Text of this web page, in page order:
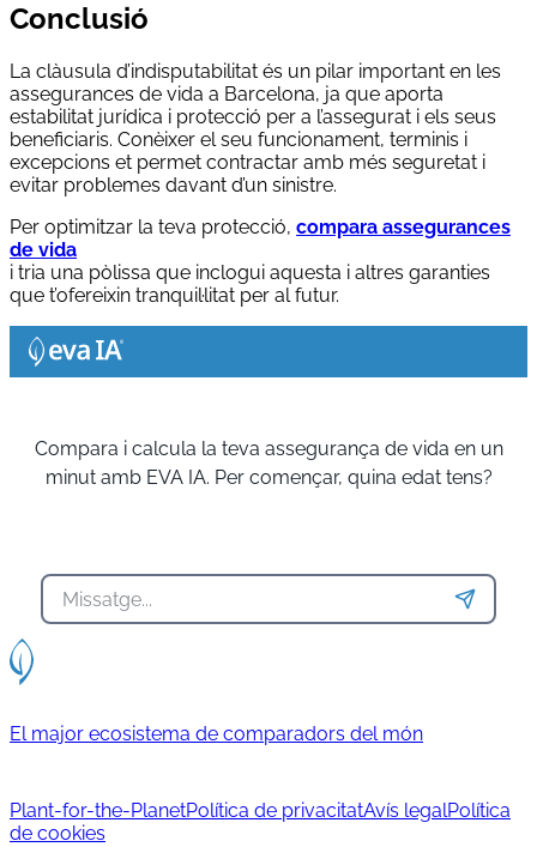
Conclusió
La clàusula d’indisputabilitat és un pilar important en les
assegurances de vida a Barcelona, ja que aporta
estabilitat jurídica i protecció per a l’assegurat i els seus
beneficiaris. Conèixer el seu funcionament, terminis i
excepcions et permet contractar amb més seguretat i
evitar problemes davant d’un sinistre.
Per optimitzar la teva protecció, compara assegurances
de vida
i tria una pòlissa que inclogui aquesta i altres garanties
que t’ofereixin tranquil·litat per al futur.
Compara i calcula la teva assegurança de vida en un
minut amb EVA IA. Per començar, quina edat tens?
El major ecosistema de comparadors del món
Plant-for-the-PlanetPolítica de privacitatAvís legalPolítica
de cookies